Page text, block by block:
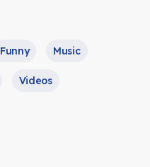
Funny Music
Videos